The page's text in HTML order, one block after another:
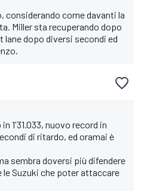
considerando come davanti la
Miller sta recuperando dopo
dopo diversi secondi ed
1'31.033, nuovo record in
di ritardo, ed oramai è
sembra doversi più difendere
le Suzuki che poter attaccare